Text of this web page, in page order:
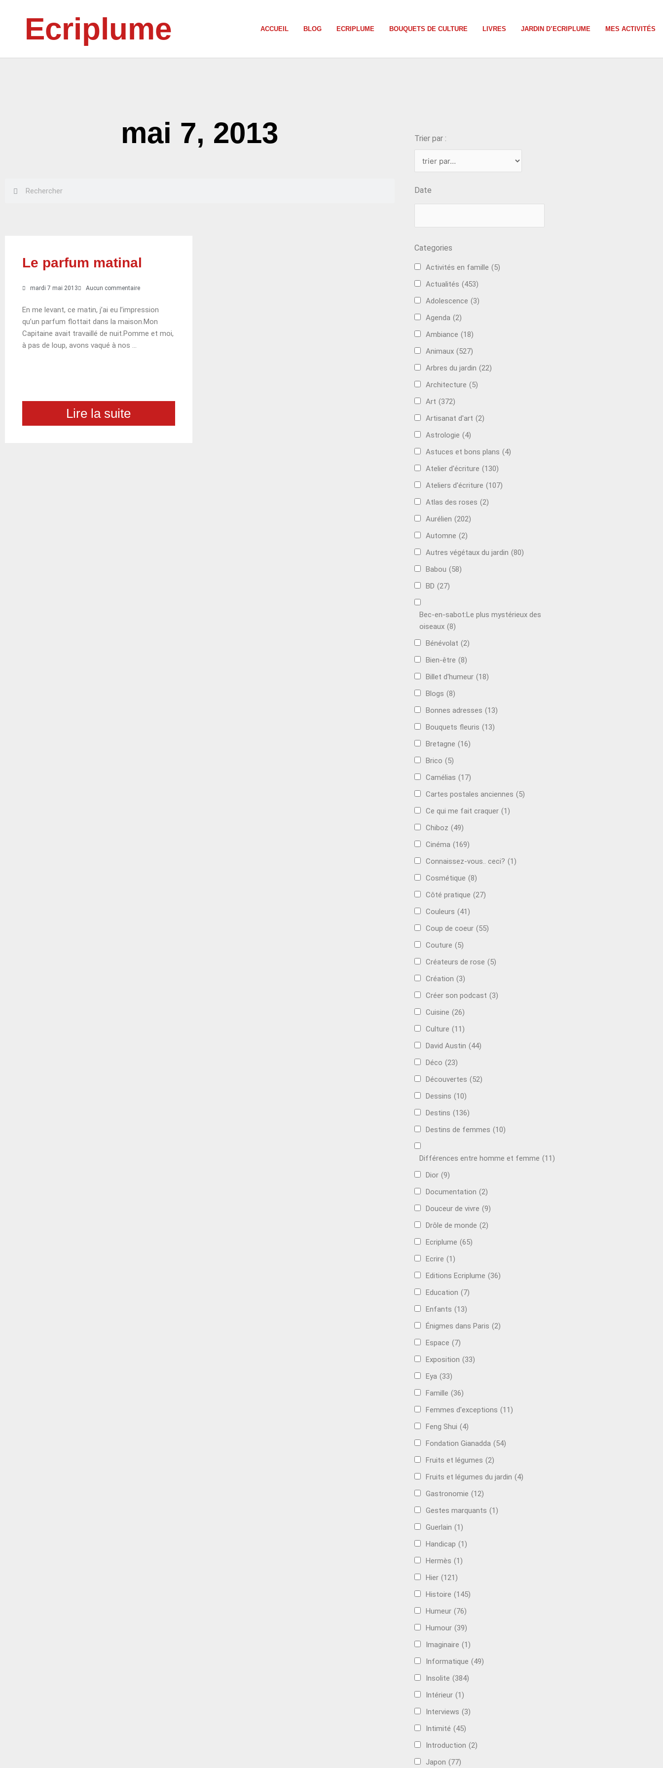
Ecriplume ACCUEIL BLOG ECRIPLUME BOUQUETS DE CULTURE LIVRES JARDIN D’ECRIPLUME MES ACTIVITÉS
mai 7, 2013
Le parfum matinal
mardi 7 mai 2013 Aucun commentaire
En me levant, ce matin, j’ai eu l’impression
qu’un parfum flottait dans la maison.Mon
Capitaine avait travaillé de nuit.Pomme et moi,
à pas de loup, avons vaqué à nos …
Lire la suite
Trier par :
Date
Categories
Activités en famille (5)
Actualités (453)
Adolescence (3)
Agenda (2)
Ambiance (18)
Animaux (527)
Arbres du jardin (22)
Architecture (5)
Art (372)
Artisanat d'art (2)
Astrologie (4)
Astuces et bons plans (4)
Atelier d'écriture (130)
Ateliers d'écriture (107)
Atlas des roses (2)
Aurélien (202)
Automne (2)
Autres végétaux du jardin (80)
Babou (58)
BD (27)
Bec-en-sabot:Le plus mystérieux des
oiseaux (8)
Bénévolat (2)
Bien-être (8)
Billet d'humeur (18)
Blogs (8)
Bonnes adresses (13)
Bouquets fleuris (13)
Bretagne (16)
Brico (5)
Camélias (17)
Cartes postales anciennes (5)
Ce qui me fait craquer (1)
Chiboz (49)
Cinéma (169)
Connaissez-vous.. ceci? (1)
Cosmétique (8)
Côté pratique (27)
Couleurs (41)
Coup de coeur (55)
Couture (5)
Créateurs de rose (5)
Création (3)
Créer son podcast (3)
Cuisine (26)
Culture (11)
David Austin (44)
Déco (23)
Découvertes (52)
Dessins (10)
Destins (136)
Destins de femmes (10)
Différences entre homme et femme (11)
Dior (9)
Documentation (2)
Douceur de vivre (9)
Drôle de monde (2)
Ecriplume (65)
Ecrire (1)
Editions Ecriplume (36)
Education (7)
Enfants (13)
Énigmes dans Paris (2)
Espace (7)
Exposition (33)
Eya (33)
Famille (36)
Femmes d'exceptions (11)
Feng Shui (4)
Fondation Gianadda (54)
Fruits et légumes (2)
Fruits et légumes du jardin (4)
Gastronomie (12)
Gestes marquants (1)
Guerlain (1)
Handicap (1)
Hermès (1)
Hier (121)
Histoire (145)
Humeur (76)
Humour (39)
Imaginaire (1)
Informatique (49)
Insolite (384)
Intérieur (1)
Interviews (3)
Intimité (45)
Introduction (2)
Japon (77)